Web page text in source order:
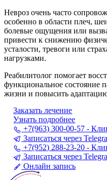
Невроз очень часто
особенно в области плеч,
болевые ощущения или
привести к снижению
усталости, тревоги или
нагрузками.
Реабилитолог помогает
функциональное состояние
жизни и повысить
Заказать лечение
Узнать подробнее
+7(963) 300-00-57 -
Записаться через
+7(952) 288-23-20 -
Записаться через
Онлайн запись